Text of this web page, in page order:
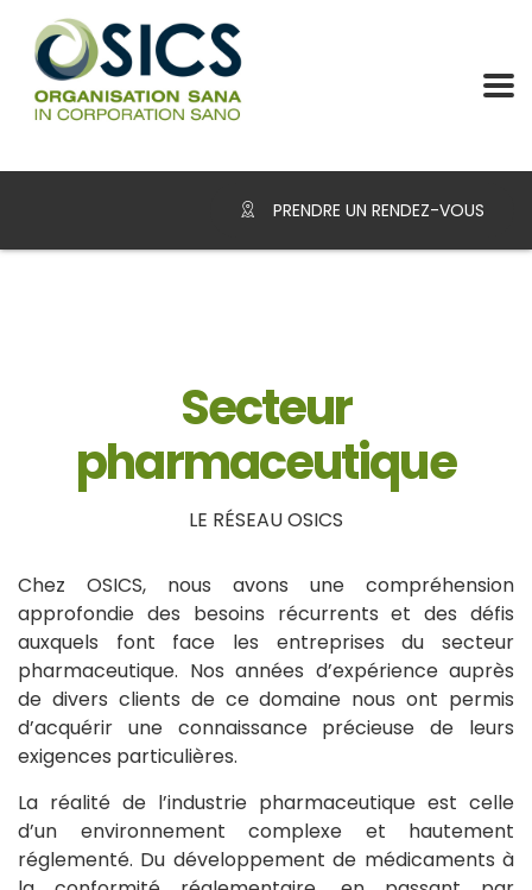
PRENDRE UN RENDEZ-VOUS
Secteur
pharmaceutique
LE RÉSEAU OSICS
Chez OSICS, nous avons une compréhension
approfondie des besoins récurrents et des défis
auxquels font face les entreprises du secteur
pharmaceutique. Nos années d’expérience auprès
de divers clients de ce domaine nous ont permis
d’acquérir une connaissance précieuse de leurs
exigences particulières.
La réalité de l’industrie pharmaceutique est celle
d’un environnement complexe et hautement
réglementé. Du développement de médicaments à